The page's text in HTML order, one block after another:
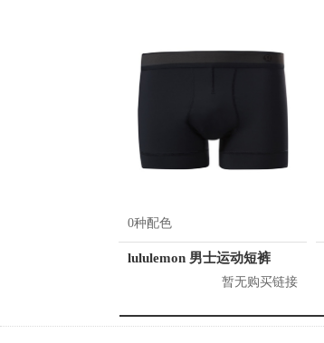
0种配色
lululemon 男士运动短裤
暂无购买链接